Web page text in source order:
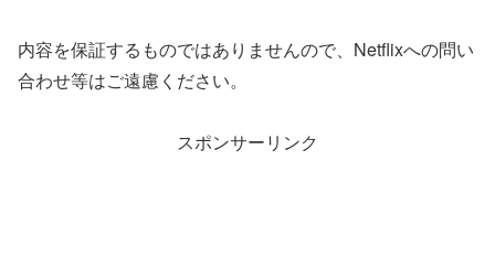
内容を保証するものではありませんので、Netflixへの問い
合わせ等はご遠慮ください。
スポンサーリンク